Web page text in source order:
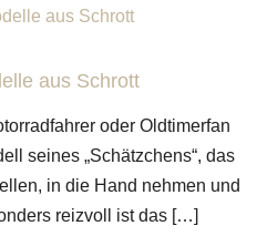
aus Schrott
oder Oldtimerfan
seines „Schätzchens“, das
in die Hand nehmen und
reizvoll ist das […]